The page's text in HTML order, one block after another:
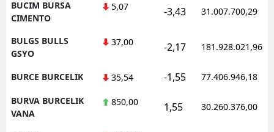
BUCIM BURSA
CIMENTO
5,07 -3,43 31.007.700,29
BULGS BULLS
GSYO
37,00 -2,17 181.928.021,96
BURCE BURCELIK 35,54 -1,55 77.406.946,18
BURVA BURCELIK
VANA
850,00 1,55 30.260.376,00